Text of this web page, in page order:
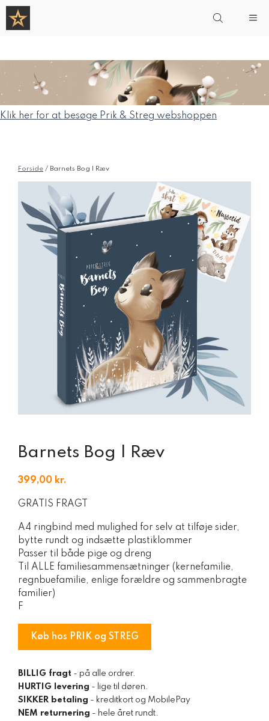
Hop
indhold
Klik her for at besøge Prik & Streg webshoppen
Forside / Barnets Bog | Ræv
Barnets Bog | Ræv
399,00 kr.
GRATIS FRAGT
A4 ringbind med mulighed for selv at tilføje sider,
bytte rundt og indsætte plastiklommer
Passer til både pige og dreng
Til ALLE familiesammensætninger (kernefamilie,
regnbuefamilie, enlige forældre og sammenbragte
familier)
F
Køb hos PRIK og STREG
BILLIG fragt - på alle ordrer.
HURTIG levering - lige til døren.
SIKKER betaling - kreditkort og MobilePay
NEM returnering - hele året rundt.